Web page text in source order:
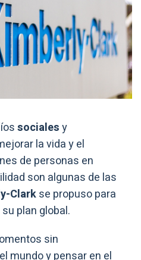
socialesy
la vida y el
de personas en
son algunas de las
Clarkse propuso para
plan global.
sin
mundo y pensar en el